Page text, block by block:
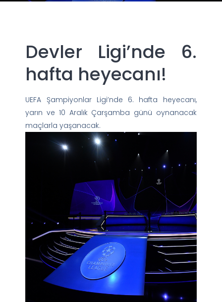
Devler Ligi’nde 6.
hafta heyecanı!
UEFA Şampiyonlar Ligi’nde 6. hafta heyecanı,
yarın ve 10 Aralık Çarşamba günü oynanacak
maçlarla yaşanacak.